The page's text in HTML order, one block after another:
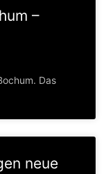
–
Das
neue